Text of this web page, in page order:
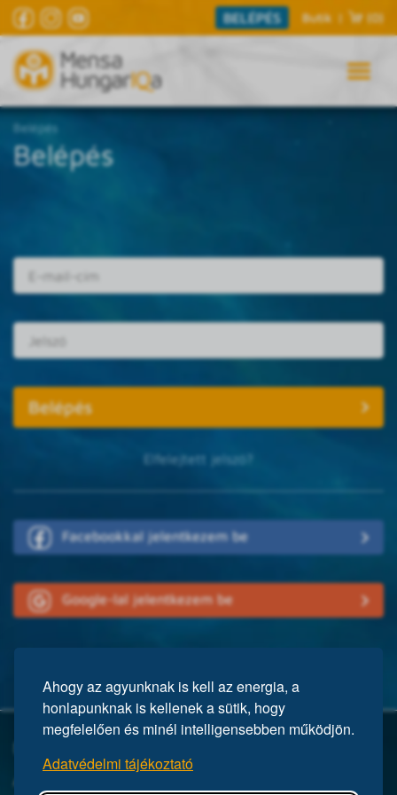
Ahogy az agyunknak is kell az energia, a
honlapunknak is kellenek a sütik, hogy
megfelelően és minél intelligensebben működjön.
Adatvédelmi tájékoztató
BELÉPÉS Butik | (0)
Belépés
Belépés
Elfelejtett jelszó?
Facebookkal jelentkezem be
Google-lal jelentkezem be
A Mensa egy nemzetközi egyesület, közel 150 ezer taggal a világ